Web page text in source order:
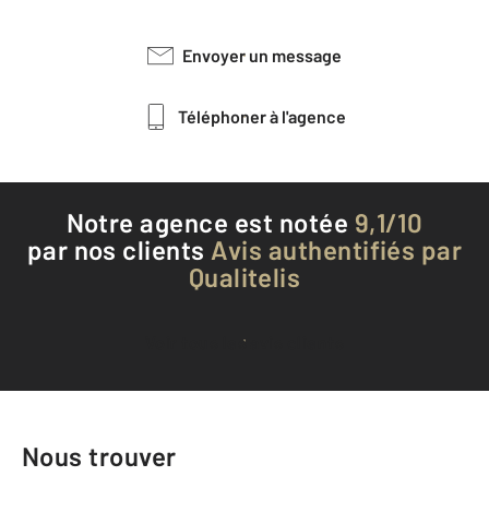
Envoyer un message
Téléphoner à l'agence
Notre agence est notée 9,1/10
par nos clients Avis authentifiés par
Qualitelis
Voir tous les avis clients
Nous trouver